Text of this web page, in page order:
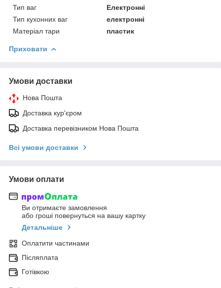
Тип ваг
Електронні
Тип кухонних ваг
електронні
Матеріал тари
пластик
Приховати
Умови доставки
Нова Пошта
Доставка кур'єром
Доставка перевізником Нова Пошта
Всі умови доставки
Умови оплати
Ви отримаєте замовлення
або гроші повернуться на вашу картку
Детальніше
Оплатити частинами
Післяплата
Готівкою